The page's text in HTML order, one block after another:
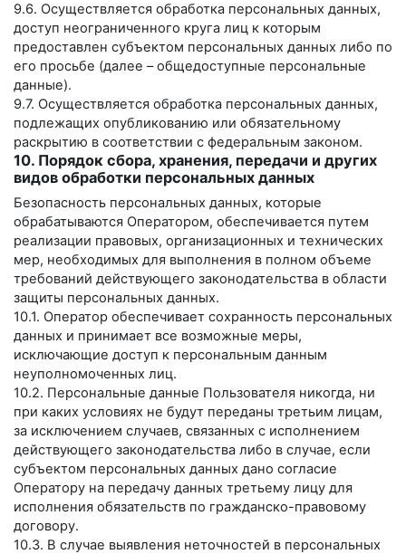
9.6. Осуществляется обработка персональных данных,
доступ неограниченного круга лиц к которым
предоставлен субъектом персональных данных либо по
его просьбе (далее – общедоступные персональные
данные).
9.7. Осуществляется обработка персональных данных,
подлежащих опубликованию или обязательному
раскрытию в соответствии с федеральным законом.
10. Порядок сбора, хранения, передачи и других
видов обработки персональных данных
Безопасность персональных данных, которые
обрабатываются Оператором, обеспечивается путем
реализации правовых, организационных и технических
мер, необходимых для выполнения в полном объеме
требований действующего законодательства в области
защиты персональных данных.
10.1. Оператор обеспечивает сохранность персональных
данных и принимает все возможные меры,
исключающие доступ к персональным данным
неуполномоченных лиц.
10.2. Персональные данные Пользователя никогда, ни
при каких условиях не будут переданы третьим лицам,
за исключением случаев, связанных с исполнением
действующего законодательства либо в случае, если
субъектом персональных данных дано согласие
Оператору на передачу данных третьему лицу для
исполнения обязательств по гражданско-правовому
договору.
10.3. В случае выявления неточностей в персональных